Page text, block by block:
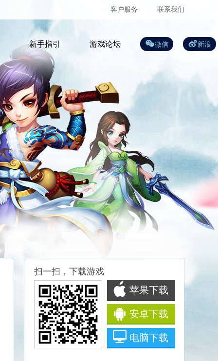
联系我们
客户服务
新浪
微信
游戏论坛
新手指引
扫一扫，下载游戏
苹果下载
安卓下载
电脑下载